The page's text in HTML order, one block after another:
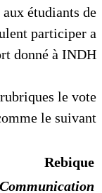
étudiants de
participer a
donné à INDH
le vote
le suivant
Rebique
Communication